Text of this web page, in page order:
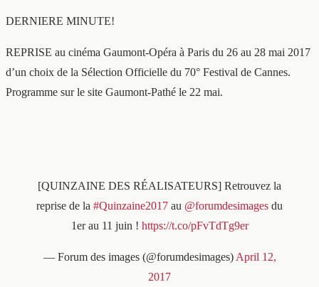
DERNIERE MINUTE!
REPRISE au cinéma Gaumont-Opéra à Paris du 26 au 28 mai 2017
d’un choix de la Sélection Officielle du 70° Festival de Cannes.
Programme sur le site Gaumont-Pathé le 22 mai.
[QUINZAINE DES RÉALISATEURS] Retrouvez la
reprise de la #Quinzaine2017 au @forumdesimages du
1er au 11 juin ! https://t.co/pFvTdTg9er
— Forum des images (@forumdesimages) April 12,
2017